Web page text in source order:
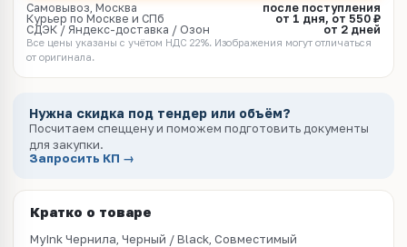
Самовывоз, Москва
после поступления
Курьер по Москве и СПб
от 1 дня, от 550 ₽
СДЭК / Яндекс-доставка / Озон
от 2 дней
Все цены указаны с учётом НДС 22%. Изображения могут отличаться
от оригинала.
Нужна скидка под тендер или объём?
Посчитаем спеццену и поможем подготовить документы
для закупки.
Запросить КП →
Кратко о товаре
MyInk Чернила, Черный / Black, Совместимый